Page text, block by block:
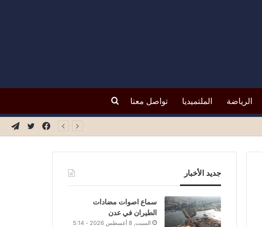
الرياضة الملتميديا تواصل معنا بحث
تويتر
فيسبوك
جديد الأخبار
سماع اصوات مضادات
الطيران في عدن
السبت, 8 أغسطس 2026 - 5:14